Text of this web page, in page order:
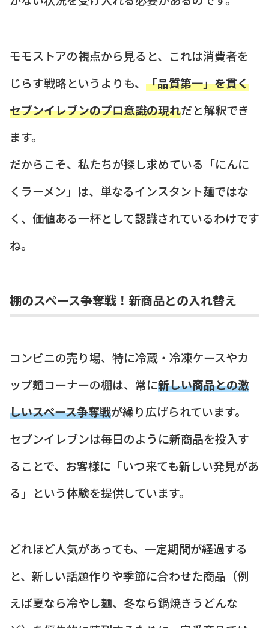
モモストアの視点から見ると、これは消費者を
じらす戦略というよりも、 「品質第一」を貫く
セブンイレブンのプロ意識の現れだと解釈でき
ます。
だからこそ、私たちが探し求めている「にんに
くラーメン」は、単なるインスタント麺ではな
く、価値ある一杯として認識されているわけです
ね。
棚のスペース争奪戦！新商品との入れ替え
コンビニの売り場、特に冷蔵・冷凍ケースやカ
ップ麺コーナーの棚は、常に新しい商品との激
しいスペース争奪戦が繰り広げられています。
セブンイレブンは毎日のように新商品を投入す
ることで、お客様に「いつ来ても新しい発見があ
る」という体験を提供しています。
どれほど人気があっても、一定期間が経過する
と、新しい話題作りや季節に合わせた商品（例
えば夏なら冷やし麺、冬なら鍋焼きうどんな